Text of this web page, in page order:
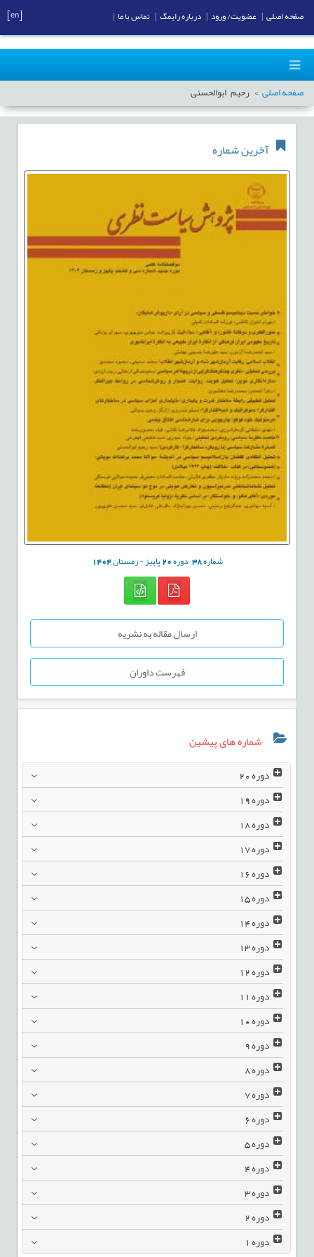
صفحه اصلی رحیم ابوالحسنی
آخرین شماره
شماره38 دوره20پاییز - زمستان1404
ارسال مقاله به نشریه
فهرست داوران
شماره های پیشین
دوره20
دوره19
دوره18
دوره17
دوره16
دوره15
دوره14
دوره13
دوره12
دوره11
دوره10
دوره9
دوره8
دوره7
دوره6
دوره5
دوره4
دوره3
دوره2
دوره1
صفحه اصلی عضویت/ ورود درباره رایمگ تماس با ما